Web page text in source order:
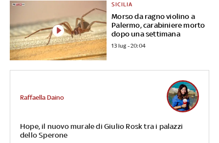
Morso da ragno violino a
Palermo, carabiniere morto
dopo una settimana
SICILIA
13 lug - 20:04
Hope, il nuovo murale di Giulio Rosk tra i palazzi
dello Sperone
Raffaella Daino